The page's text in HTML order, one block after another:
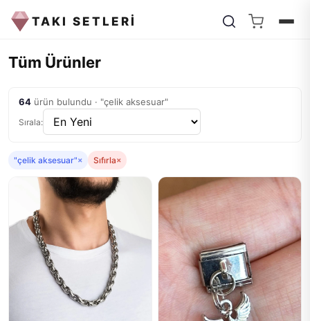
TAKI SETLERİ
Tüm Ürünler
64 ürün bulundu · "çelik aksesuar"
Sırala:
"çelik aksesuar"× Sıfırla×